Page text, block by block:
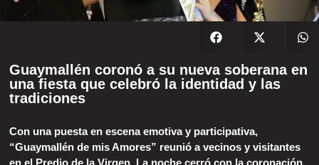
Guaymallén coronó a su nueva soberana en
una fiesta que celebró la identidad y las
tradiciones
Con una puesta en escena emotiva y participativa,
“Guaymallén de mis Amores” reunió a vecinos y visitantes
en el Predio de la Virgen. La noche cerró con la coronación